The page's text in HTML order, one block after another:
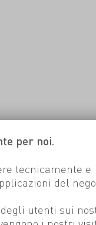
per noi.
tecnicamente e
del
utenti sui